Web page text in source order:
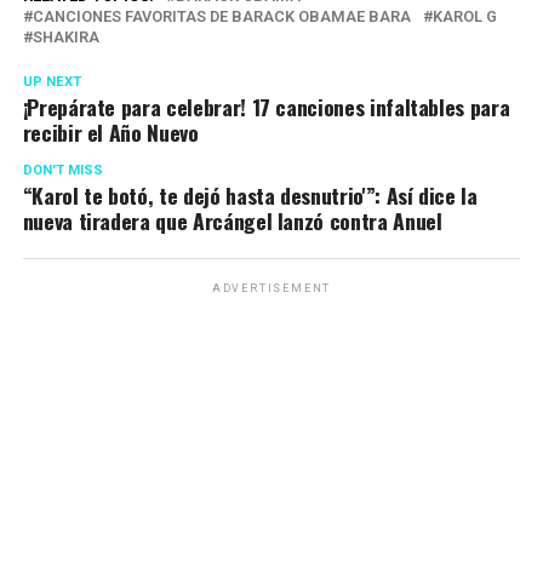
CANCIONES FAVORITAS DE BARACK OBAMAE BARA
KAROL G
SHAKIRA
UP NEXT
¡Prepárate para celebrar! 17 canciones infaltables para
recibir el Año Nuevo
DON'T MISS
“Karol te botó, te dejó hasta desnutrio'”: Así dice la
nueva tiradera que Arcángel lanzó contra Anuel
ADVERTISEMENT